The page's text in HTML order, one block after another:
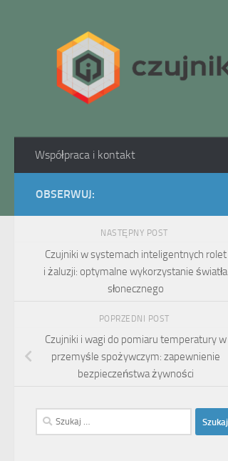
Współpraca i kontakt
OBSERWUJ:
NASTĘPNY POST
Czujniki w systemach inteligentnych rolet
i żaluzji: optymalne wykorzystanie światła
słonecznego
POPRZEDNI POST
Czujniki i wagi do pomiaru temperatury w
przemyśle spożywczym: zapewnienie
bezpieczeństwa żywności
Szukaj: